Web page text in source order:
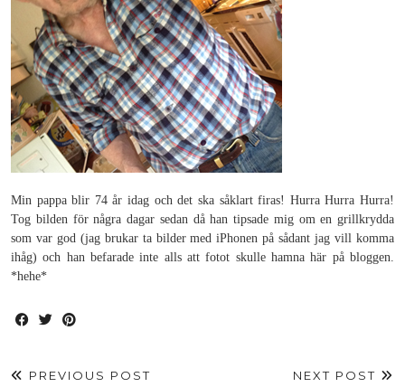
Min pappa blir 74 år idag och det ska såklart firas! Hurra Hurra Hurra!
Tog bilden för några dagar sedan då han tipsade mig om en grillkrydda
som var god (jag brukar ta bilder med iPhonen på sådant jag vill komma
ihåg) och han befarade inte alls att fotot skulle hamna här på bloggen.
*hehe*
PREVIOUS POST
NEXT POST